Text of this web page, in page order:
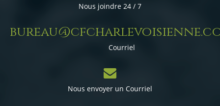
Nous joindre 24 / 7
Courriel
Nous envoyer un Courriel